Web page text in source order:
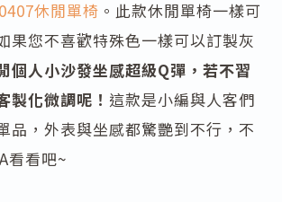
休閒單椅 。此款休閒單椅一樣可
果您不喜歡特殊色一樣可以訂製灰
個人小沙發坐感超級Q彈，若不習
製化微調呢！ 這款是小編與人客們
品，外表與坐感都驚艷到不行，不
看看吧~